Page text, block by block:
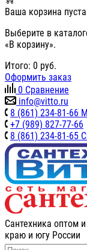
Ваша корзина пуста
Выберите в
«В корзину».
Итого: 0 руб.
Оформить заказ
0 Сравнение
info@vitto.ru
8 (861) 234-81-66
+7 (989) 827-77-66
8 (861) 234-81-65
Сантехника оптом
краю и югу России